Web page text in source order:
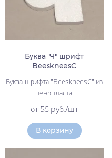
Буква "Ч" шрифт
BeeskneesC
Буква шрифта "BeeskneesC" из
пенопласта.
от 55 руб./шт
В корзину